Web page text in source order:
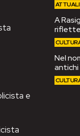
e
A
riflette
Nel
antichi